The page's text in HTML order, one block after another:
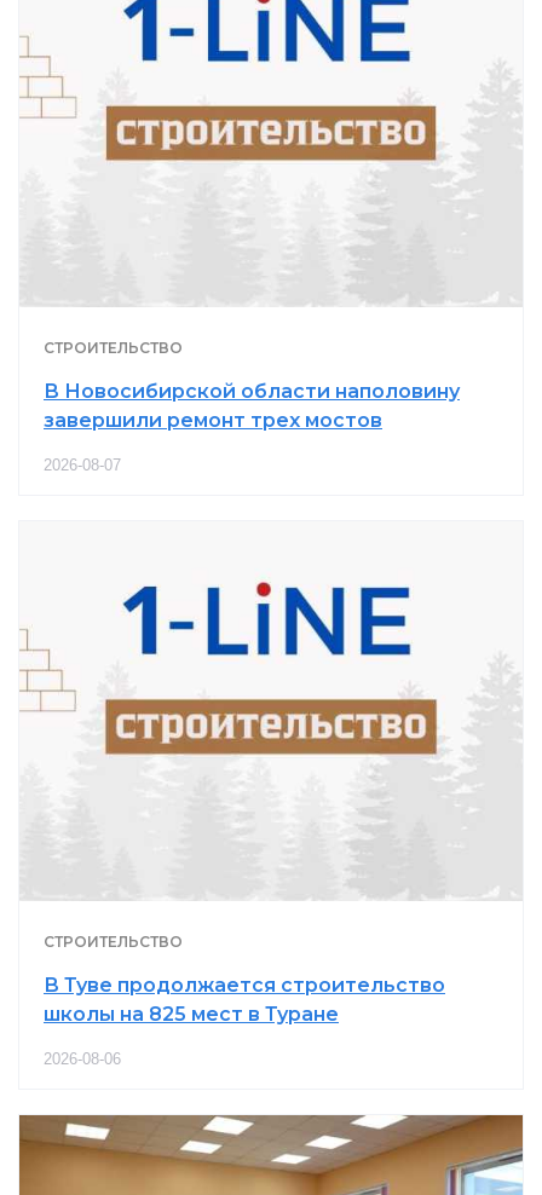
СТРОИТЕЛЬСТВО
В Новосибирской области наполовину
завершили ремонт трех мостов
2026-08-07
СТРОИТЕЛЬСТВО
В Туве продолжается строительство
школы на 825 мест в Туране
2026-08-06